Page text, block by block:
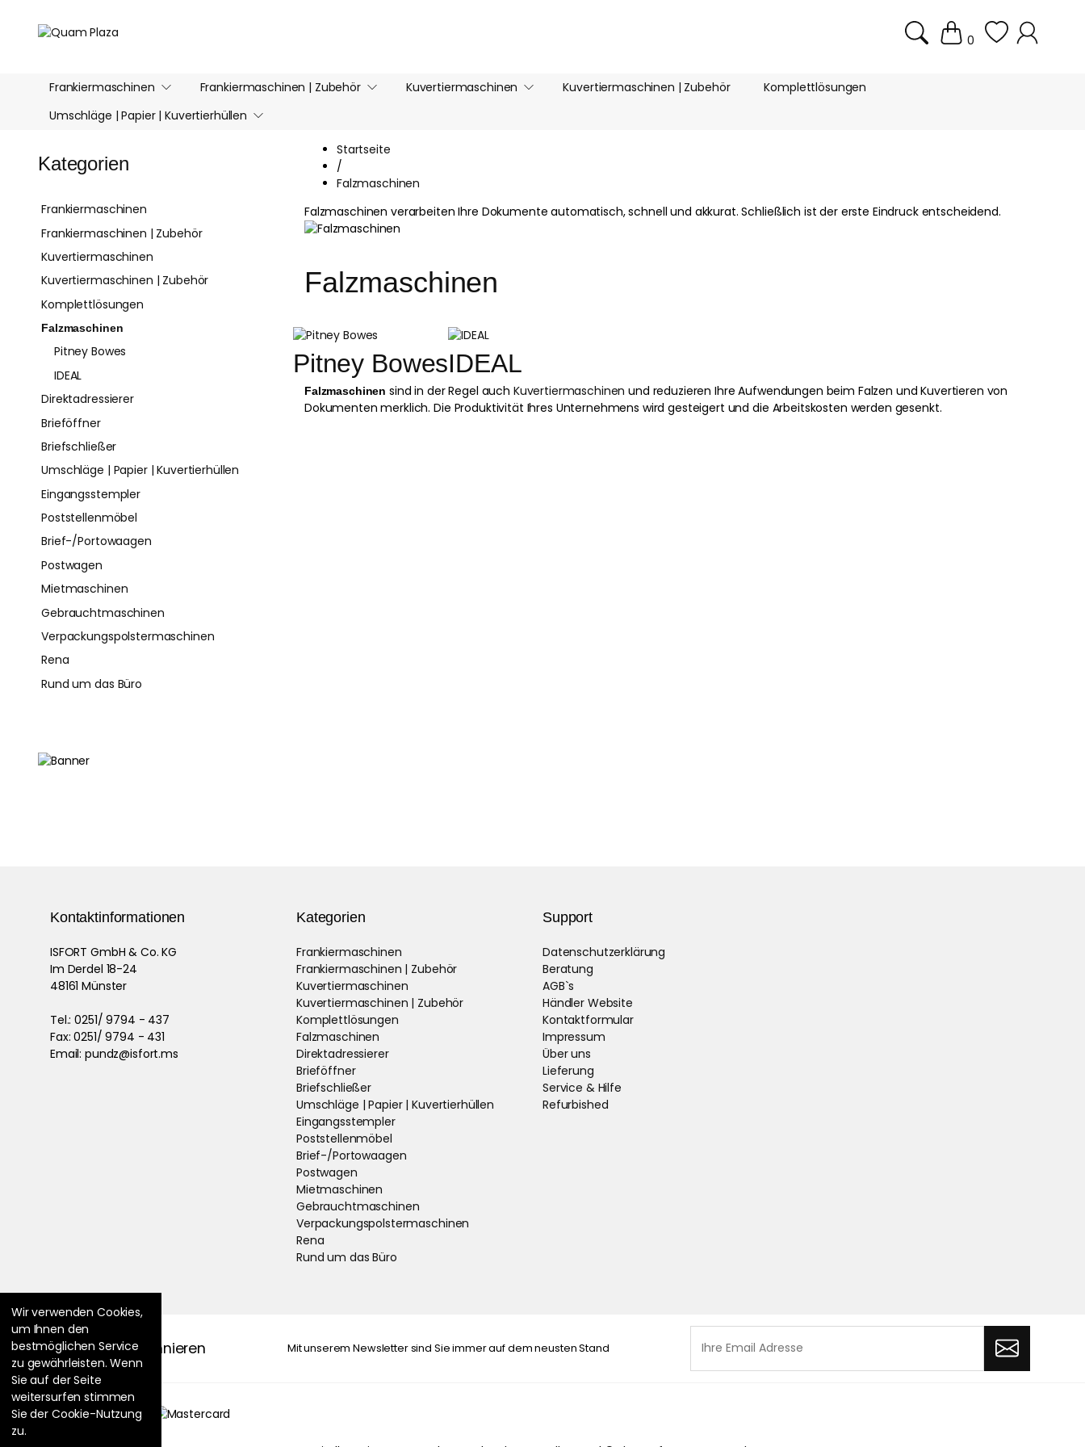
Wir verwenden Cookies,
um Ihnen den
bestmöglichen Service
zu gewährleisten. Wenn
Sie auf der Seite
weitersurfen stimmen
Sie der Cookie-Nutzung
zu.
0
Frankiermaschinen Frankiermaschinen | Zubehör Kuvertiermaschinen Kuvertiermaschinen | Zubehör
Komplettlösungen
Umschläge | Papier | Kuvertierhüllen
Startseite
/
Falzmaschinen
Falzmaschinen verarbeiten Ihre Dokumente automatisch, schnell und akkurat. Schließlich ist der erste Eindruck entscheidend.
Falzmaschinen
Pitney BowesIDEAL
Falzmaschinen sind in der Regel auch Kuvertiermaschinenund reduzieren Ihre Aufwendungen beim Falzen und Kuvertieren von
Dokumenten merklich. Die Produktivität Ihres Unternehmens wird gesteigert und die Arbeitskosten werden gesenkt.
Kategorien
Frankiermaschinen
Frankiermaschinen | Zubehör
Kuvertiermaschinen
Kuvertiermaschinen | Zubehör
Komplettlösungen
Falzmaschinen
Pitney Bowes
IDEAL
Direktadressierer
Brieföffner
Briefschließer
Umschläge | Papier | Kuvertierhüllen
Eingangsstempler
Poststellenmöbel
Brief-/Portowaagen
Postwagen
Mietmaschinen
Gebrauchtmaschinen
Verpackungspolstermaschinen
Rena
Rund um das Büro
Kontaktinformationen
ISFORT GmbH & Co. KG
Im Derdel 18-24
48161 Münster
Tel.: 0251/ 9794 - 437
Fax: 0251/ 9794 - 431
Email: pundz@isfort.ms
Kategorien
Frankiermaschinen
Frankiermaschinen | Zubehör
Kuvertiermaschinen
Kuvertiermaschinen | Zubehör
Komplettlösungen
Falzmaschinen
Direktadressierer
Brieföffner
Briefschließer
Umschläge | Papier | Kuvertierhüllen
Eingangsstempler
Poststellenmöbel
Brief-/Portowaagen
Postwagen
Mietmaschinen
Gebrauchtmaschinen
Verpackungspolstermaschinen
Rena
Rund um das Büro
Support
Datenschutzerklärung
Beratung
AGB`s
Händler Website
Kontaktformular
Impressum
Über uns
Lieferung
Service & Hilfe
Refurbished
Newsletter abonnieren Mit unserem Newsletter sind Sie immer auf dem neusten Stand